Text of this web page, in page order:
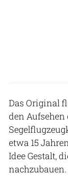
Das Original
den Aufsehen
etwa 15
Idee Gestalt,